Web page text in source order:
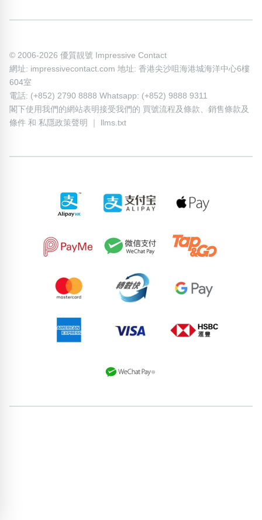
© 2006-2026 優質靚號 Impressive Contact
網址: impressivecontact.com 地址: 香港尖沙咀海港城海洋中心6樓
604室
電話: (+852) 2790 8888 Whatsapp: (+852) 9888 9311
閣下使用我們的網站表明接受我們的 買號流程及條款、 銷售條款及
條件 和 私隱政策聲明 llms.txt